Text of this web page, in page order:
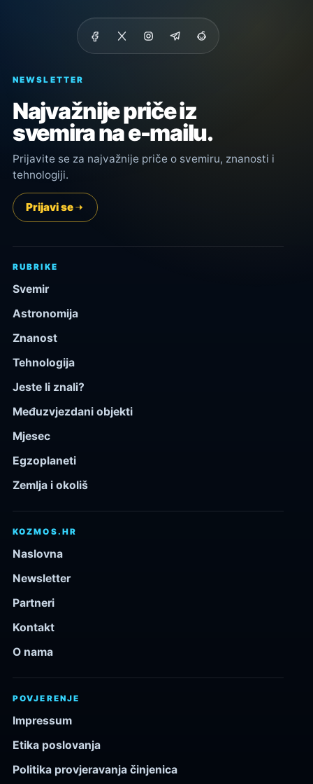
NEWSLETTER
Najvažnije priče iz
svemira na e-mailu.
Prijavite se za najvažnije priče o svemiru, znanosti i
tehnologiji.
Prijavi se
RUBRIKE
Svemir
Astronomija
Znanost
Tehnologija
Jeste li znali?
Međuzvjezdani objekti
Mjesec
Egzoplaneti
Zemlja i okoliš
KOZMOS.HR
Naslovna
Newsletter
Partneri
Kontakt
O nama
POVJERENJE
Impressum
Etika poslovanja
Politika provjeravanja činjenica